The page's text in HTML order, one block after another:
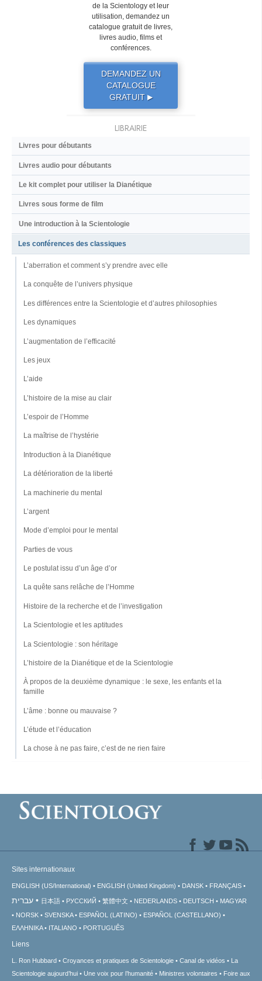
de la Scientology et leur
utilisation, demandez un
catalogue gratuit de livres,
livres audio, films et
conférences.
DEMANDEZ UN
CATALOGUE
GRATUIT ▶
LIBRAIRIE
Livres pour débutants
Livres audio pour débutants
Le kit complet pour utiliser la Dianétique
Livres sous forme de film
Une introduction à la Scientologie
Les conférences des classiques
L’aberration et comment s’y prendre avec elle
La conquête de l’univers physique
Les différences entre la Scientologie et d’autres philosophies
Les dynamiques
L’augmentation de l’efficacité
Les jeux
L’aide
L’histoire de la mise au clair
L’espoir de l’Homme
La maîtrise de l’hystérie
Introduction à la Dianétique
La détérioration de la liberté
La machinerie du mental
L’argent
Mode d’emploi pour le mental
Parties de vous
Le postulat issu d’un âge d’or
La quête sans relâche de l’Homme
Histoire de la recherche et de l’investigation
La Scientologie et les aptitudes
La Scientologie : son héritage
L’histoire de la Dianétique et de la Scientologie
À propos de la deuxième dynamique : le sexe, les enfants et la
famille
L’âme : bonne ou mauvaise ?
L’étude et l’éducation
La chose à ne pas faire, c’est de ne rien faire
Sites internationaux
ENGLISH (US/International) ENGLISH (United Kingdom) DANSK FRANÇAIS
עברית 日本語 РУССКИЙ 繁體中文 NEDERLANDS DEUTSCH
MAGYAR
NORSK
SVENSKA ESPAÑOL (LATINO)
ESPAÑOL (CASTELLANO)
ΕΛΛΗΝΙΚA
ITALIANO PORTUGUÊS
Liens
L. Ron Hubbard Croyances et pratiques de Scientologie Canal de vidéos
La
Scientologie aujourd’hui
Une voix pour l’humanité Ministres volontaires Foire aux